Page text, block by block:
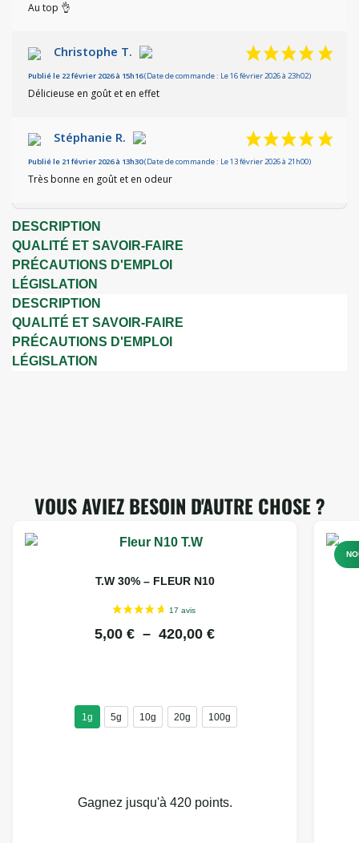
Au top 👌
Christophe T.
Publié le 22 février 2026 à 15h16(Date de commande : Le 16 février 2026 à 23h02)
Délicieuse en goût et en effet
Stéphanie R.
Publié le 21 février 2026 à 13h30(Date de commande : Le 13 février 2026 à 21h00)
Très bonne en goût et en odeur
DESCRIPTION
QUALITÉ ET SAVOIR-FAIRE
PRÉCAUTIONS D'EMPLOI
LÉGISLATION
DESCRIPTION
QUALITÉ ET SAVOIR-FAIRE
PRÉCAUTIONS D'EMPLOI
LÉGISLATION
VOUS AVIEZ BESOIN D'AUTRE CHOSE ?
T.W 30% – FLEUR N10
5,00 € – 420,00 €
1g 5g 10g 20g 100g
Gagnez jusqu'à 420 points.